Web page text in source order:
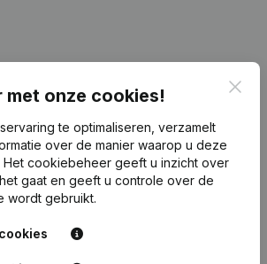
met onze cookies!
te optimaliseren, verzamelt
over de manier waarop u deze
Het cookiebeheer geeft u inzicht over
gaat en geeft u controle over de
wordt gebruikt.
Monitoring
Internationaal zoeken